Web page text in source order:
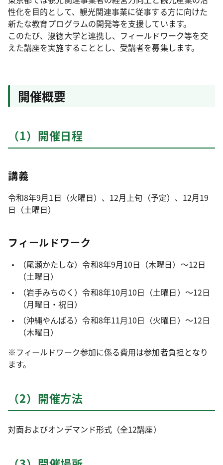
性化を目的として、観光関連事業に従事する方に向けた
新たな教育プログラムの開発等を支援しています。
このたび、淑徳大学と連携し、フィールドワーク等を交
えた講座を実施することとし、受講者を募集します。
開催概要
（1）開催日程
講義
令和8年9月1日（火曜日）、12月上旬（予定）、12月19
日（土曜日）
フィールドワーク
（尾瀬かたしな）令和8年9月10日（木曜日）～12日
（土曜日）
（岩手みちのく）令和8年10月10日（土曜日）～12日
（月曜日・祝日）
（沖縄やんばる）令和8年11月10日（火曜日）～12日
（木曜日）
※フィールドワーク参加に係る費用は参加者負担となり
ます。
（2）開催方法
対面およびオンデマンド形式（全12講座）